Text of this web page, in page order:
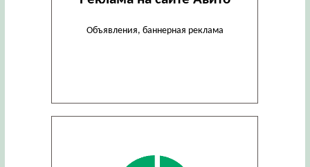
Объявления, баннерная реклама